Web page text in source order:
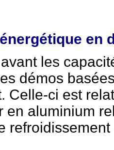
en
les
démos
Celle-ci est
en aluminium